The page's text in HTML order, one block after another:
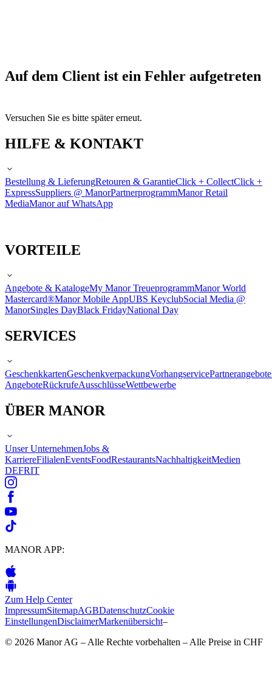
Auf dem Client ist ein Fehler aufgetreten
Versuchen Sie es bitte später erneut.
HILFE & KONTAKT
Bestellung & LieferungRetouren & GarantieClick + CollectClick +
ExpressSuppliers @ ManorPartnerprogrammManor Retail
MediaManor auf WhatsApp
VORTEILE
Angebote & KatalogeMy Manor TreueprogrammManor World
Mastercard®Manor Mobile AppUBS KeyclubSocial Media @
ManorSingles DayBlack FridayNational Day
SERVICES
GeschenkkartenGeschenkverpackungVorhangservicePartnerangebote
AngeboteRückrufeAusschlüsseWettbewerbe
ÜBER MANOR
Unser UnternehmenJobs &
KarriereFilialenEventsFoodRestaurantsNachhaltigkeitMedien
DEFRIT
MANOR APP:
Zum Help Center
ImpressumSitemapAGBDatenschutzCookie
EinstellungenDisclaimerMarkenübersicht–
© 2026 Manor AG – Alle Rechte vorbehalten – Alle Preise in CHF